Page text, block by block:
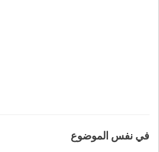
في نفس الموضوع